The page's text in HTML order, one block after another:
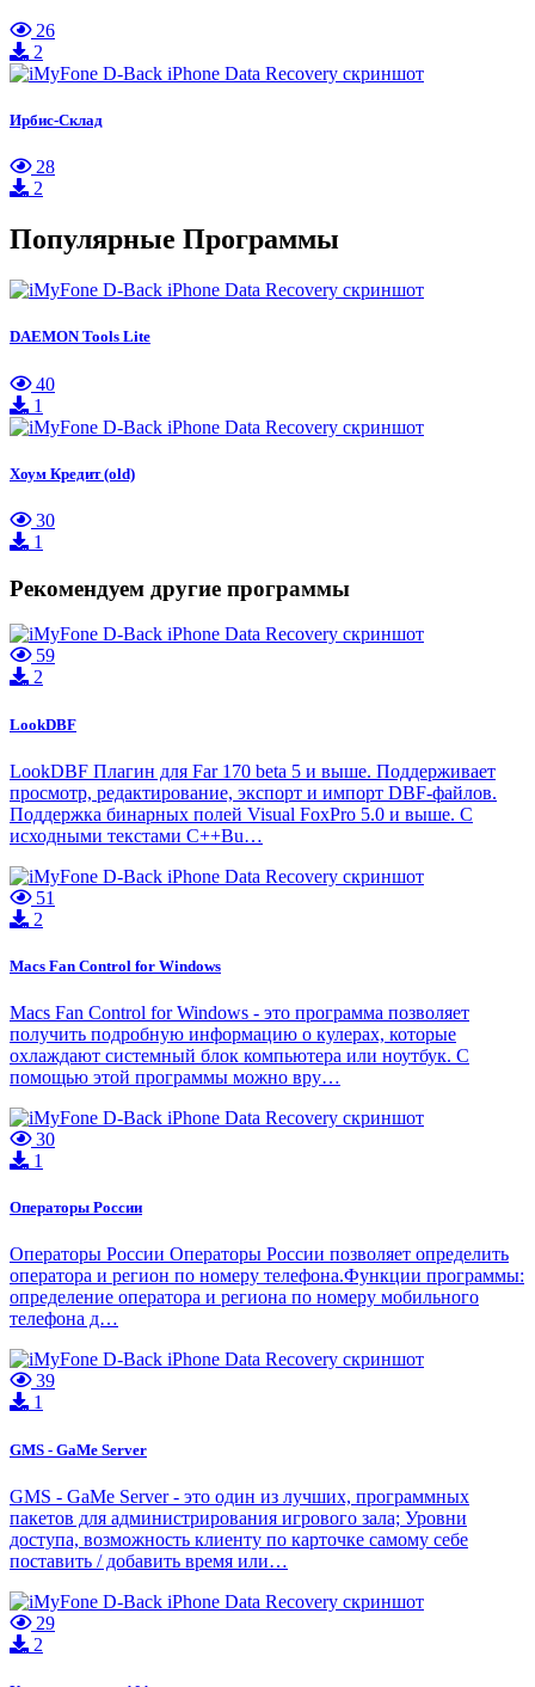
26
2
Ирбис-Склад
28
2
Популярные Программы
DAEMON Tools Lite
40
1
Хоум Кредит (old)
30
1
Рекомендуем другие программы
59
2
LookDBF
LookDBF Плагин для Far 170 beta 5 и выше. Поддерживает
просмотр, редактирование, экспорт и импорт DBF-файлов.
Поддержка бинарных полей Visual FoxPro 5.0 и выше. С
исходными текстами C++Bu…
51
2
Macs Fan Control for Windows
Macs Fan Control for Windows - это программа позволяет
получить подробную информацию о кулерах, которые
охлаждают системный блок компьютера или ноутбук. С
помощью этой программы можно вру…
30
1
Операторы России
Операторы России Операторы России позволяет определить
оператора и регион по номеру телефона.Функции программы:
определение оператора и региона по номеру мобильного
телефона д…
39
1
GMS - GaMe Server
GMS - GaMe Server - это один из лучших, программных
пакетов для администрирования игрового зала; Уровни
доступа, возможность клиенту по карточке самому себе
поставить / добавить время или…
29
2